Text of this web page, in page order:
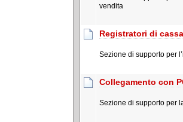
vendita
Registratori di cassa
Sezione di supporto per
Collegamento con
Sezione di supporto per